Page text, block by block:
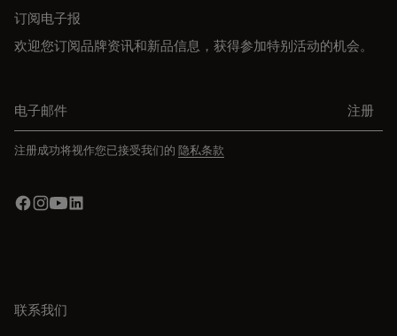
订阅电子报
欢迎您订阅品牌资讯和新品信息，获得参加特别活动的机会。
注册
注册成功将视作您已接受我们的 隐私条款
联系我们